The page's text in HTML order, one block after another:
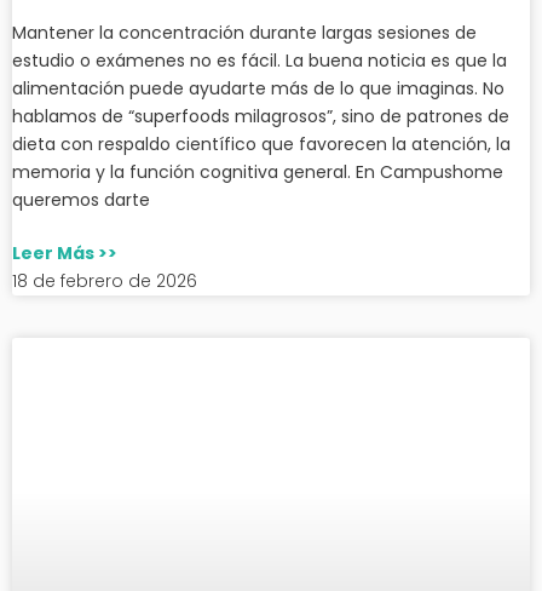
Mantener la concentración durante largas sesiones de
estudio o exámenes no es fácil. La buena noticia es que la
alimentación puede ayudarte más de lo que imaginas. No
hablamos de “superfoods milagrosos”, sino de patrones de
dieta con respaldo científico que favorecen la atención, la
memoria y la función cognitiva general. En Campushome
queremos darte
Leer Más >>
18 de febrero de 2026